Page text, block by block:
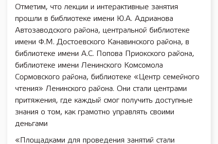
Отметим, что лекции и интерактивные занятия
прошли в библиотеке имени Ю.А. Адрианова
Автозаводского района, центральной библиотеке
имени Ф.М. Достоевского Канавинского района, в
библиотеке имени А.С. Попова Приокского района,
библиотеке имени Ленинского Комсомола
Сормовского района, библиотеке «Центр семейного
чтения» Ленинского района. Они стали центрами
притяжения, где каждый смог получить доступные
знания о том, как грамотно управлять своими
деньгами
«Площадками для проведения занятий стали